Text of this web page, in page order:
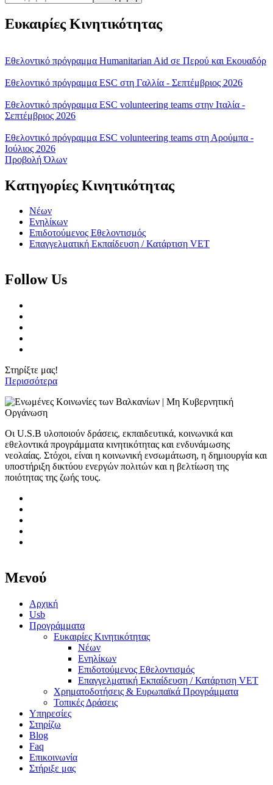
Ευκαιρίες Κινητικότητας
Εθελοντικό πρόγραμμα Humanitarian Aid σε Περού και Εκουαδόρ
Εθελοντικό πρόγραμμα ESC στη Γαλλία - Σεπτέμβριος 2026
Εθελοντικό πρόγραμμα ESC volunteering teams στην Ιταλία -
Σεπτέμβριος 2026
Εθελοντικό πρόγραμμα ESC volunteering teams στη Αρούμπα -
Ιούλιος 2026
Προβολή Όλων
Κατηγορίες Κινητικότητας
Νέων
Ενηλίκων
Επιδοτούμενος Εθελοντισμός
Επαγγελματική Εκπαίδευση / Κατάρτιση VET
Follow Us
Στηρίξτε μας!
Περισσότερα
Οι U.S.B υλοποιούν δράσεις, εκπαιδευτικά, κοινωνικά και
εθελοντικά προγράμματα κινητικότητας και ενδυνάμωσης
νεολαίας. Στόχοι, είναι η κοινωνική ενσωμάτωση, η δημιουργία και
υποστήριξη δικτύου ενεργών πολιτών και η βελτίωση της
ποιότητας της ζωής τους.
Μενού
Αρχική
Usb
Προγράμματα
Ευκαιρίες Κινητικότητας
Νέων
Ενηλίκων
Επιδοτούμενος Εθελοντισμός
Επαγγελματική Εκπαίδευση / Κατάρτιση VET
Χρηματοδοτήσεις & Ευρωπαϊκά Προγράμματα
Τοπικές Δράσεις
Υπηρεσίες
Στηρίζω
Blog
Faq
Επικοινωνία
Στήριξε μας